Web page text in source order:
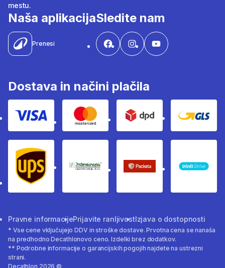
mestu.
Naša aplikacija
Prenesi
Sledite nam
Dostava in načini plačila
Visa Mastercard Dpd Gls
Ups Intereuropa Packeta Sledenje
WOLT
Pravne informacijePrijavite ranljivostIzjava o dostopnosti
* Vse cene vključujejo DDV in stroške dostave. Prvotna cena se nanaša
na predhodno Decathlonovo ceno. Izdelki brez dodatkov.
** Podrobne informacije o garancijskih pogojih najdete na ustrezni
strani.
Decathlon 2026 ©